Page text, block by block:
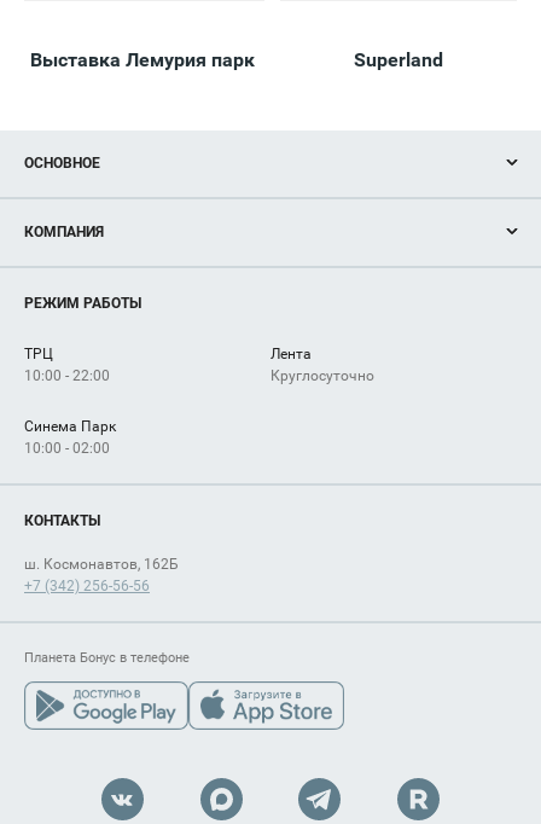
Выставка Лемурия парк Superland
ОСНОВНОЕ
Новости
Магазины
Услуги
КОМПАНИЯ
Рекламодателям
Как добраться
РЕЖИМ РАБОТЫ
ТРЦ
10:00 - 22:00
Лента
Круглосуточно
Синема Парк
10:00 - 02:00
КОНТАКТЫ
ш. Космонавтов, 162Б
+7 (342) 256-56-56
Планета Бонус в телефоне